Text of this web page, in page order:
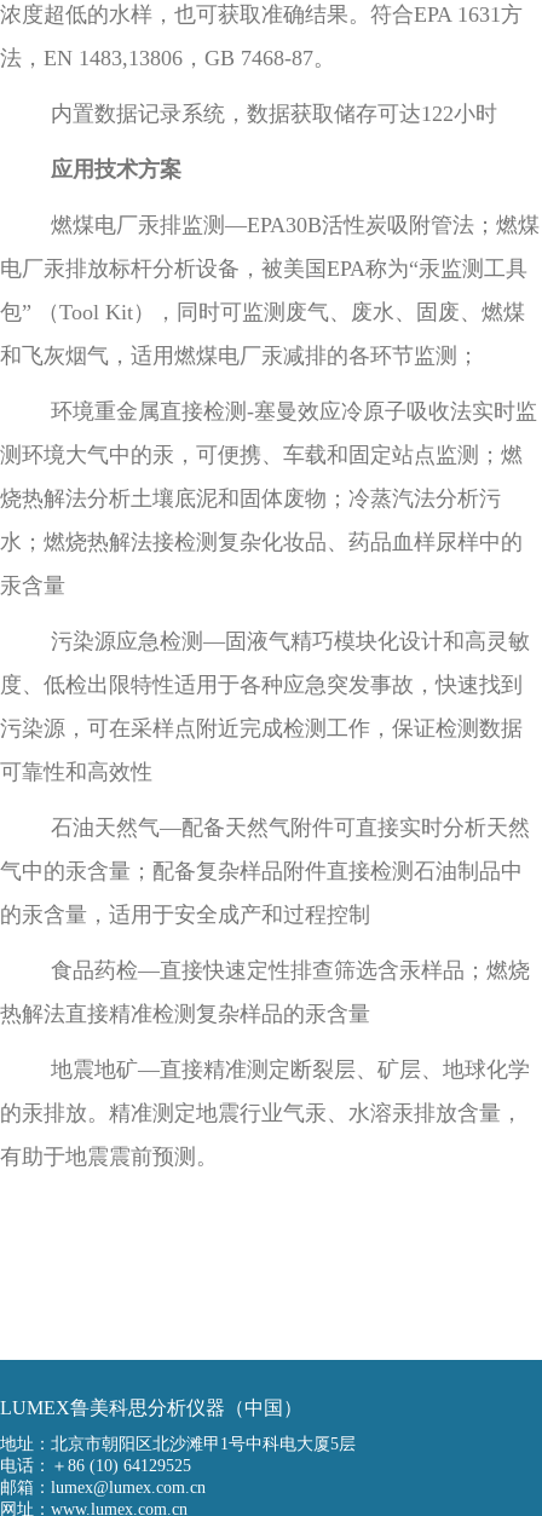
浓度超低的水样，也可获取准确结果。符合EPA 1631方
法，EN 1483,13806，GB 7468-87。
内置数据记录系统，数据获取储存可达122小时
应用技术方案
燃煤电厂汞排监测 —EPA30B活性炭吸附管法；燃煤
电厂汞排放标杆分析设备，被美国EPA称为“汞监测工具
包” （Tool Kit），同时可监测废气、废水、固废、燃煤
和飞灰烟气，适用燃煤电厂汞减排的各环节监测；
环境重金属直接检测-塞曼效应冷原子吸收法实时监
测环境大气中的汞，可便携、车载和固定站点监测；燃
烧热解法分析土壤底泥和固体废物；冷蒸汽法分析污
水；燃烧热解法接检测复杂化妆品、药品血样尿样中的
汞含量
污染源应急检测 —固液气精巧模块化设计和高灵敏
度、低检出限特性适用于各种应急突发事故，快速找到
污染源，可在采样点附近完成检测工作，保证检测数据
可靠性和高效性
石油天然气—配备天然气附件可直接实时分析天然
气中的汞含量；配备复杂样品附件直接检测石油制品中
的汞含量，适用于安全成产和过程控制
食品药检—直接快速定性排查筛选含汞样品；燃烧
热解法直接精准检测复杂样品的汞含量
地震地矿—直接精准测定断裂层、矿层、地球化学
的汞排放。精准测定地震行业气汞、水溶汞排放含量，
有助于地震震前预测。
LUMEX鲁美科思分析仪器（中国）
地址：北京市朝阳区北沙滩甲1号中科电大厦5层
电话：＋86 (10) 64129525
邮箱：lumex@lumex.com.cn
网址：www.lumex.com.cn